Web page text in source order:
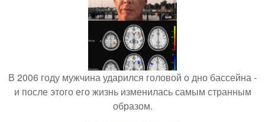
В 2006 году мужчина ударился головой о дно бассейна -
и после этого его жизнь изменилась самым странным
образом.